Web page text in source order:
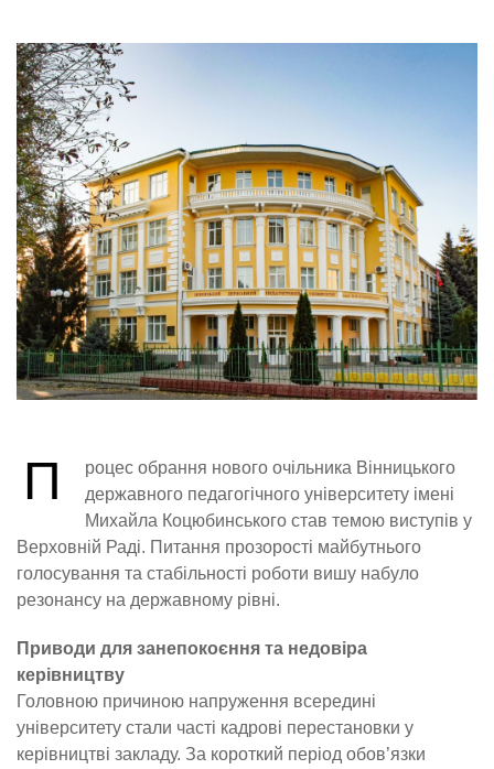
П
роцес обрання нового очільника Вінницького
державного педагогічного університету імені
Михайла Коцюбинського став темою виступів у
Верховній Раді. Питання прозорості майбутнього
голосування та стабільності роботи вишу набуло
резонансу на державному рівні.
Приводи для занепокоєння та недовіра
керівництву
Головною причиною напруження всередині
університету стали часті кадрові перестановки у
керівництві закладу. За короткий період обов’язки